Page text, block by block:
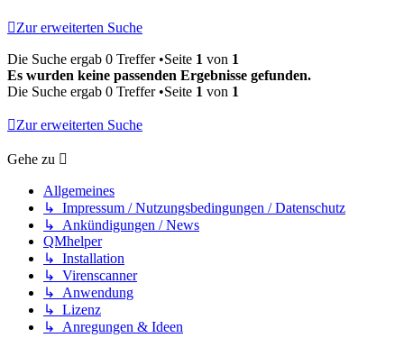
Zur erweiterten Suche
Die Suche ergab 0 Treffer •Seite 1 von 1
Es wurden keine passenden Ergebnisse gefunden.
Die Suche ergab 0 Treffer •Seite 1 von 1
Zur erweiterten Suche
Gehe zu
Allgemeines
↳ Impressum / Nutzungsbedingungen / Datenschutz
↳ Ankündigungen / News
QMhelper
↳ Installation
↳ Virenscanner
↳ Anwendung
↳ Lizenz
↳ Anregungen & Ideen